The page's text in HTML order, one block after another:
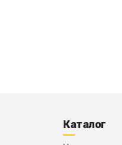
Каталог